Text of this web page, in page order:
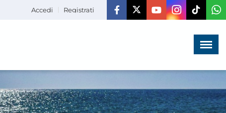
Accedi Registrati
Menù ×
LA VITA